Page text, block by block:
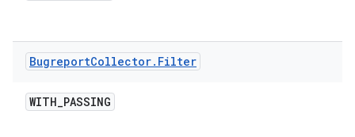
BugreportCollector. Filter
WITH_PASSING